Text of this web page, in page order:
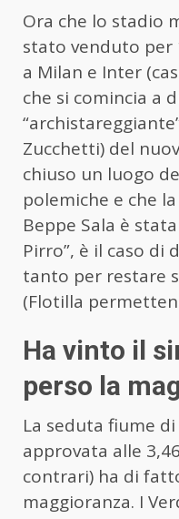
Ora che lo stadio
stato venduto per
a Milan e Inter
che si comincia a
Zucchetti) del
chiuso un luogo
polemiche e che
Beppe Sala è
Pirro”, è il caso di
tanto per restare
(Flotilla
Ha vinto il
perso la
La seduta fiume
approvata alle
contrari) ha di
maggioranza. I